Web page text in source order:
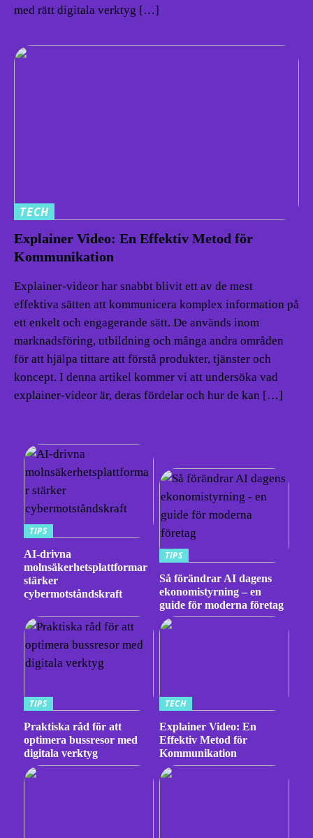
med rätt digitala verktyg […]
TECH
Explainer Video: En Effektiv Metod för
Kommunikation
Explainer-videor har snabbt blivit ett av de mest
effektiva sätten att kommunicera komplex information på
ett enkelt och engagerande sätt. De används inom
marknadsföring, utbildning och många andra områden
för att hjälpa tittare att förstå produkter, tjänster och
koncept. I denna artikel kommer vi att undersöka vad
explainer-videor är, deras fördelar och hur de kan […]
TIPS
AI-drivna
molnsäkerhetsplattformar
stärker
cybermotståndskraft
TIPS
Så förändrar AI dagens
ekonomistyrning – en
guide för moderna företag
TIPS
Praktiska råd för att
optimera bussresor med
digitala verktyg
TECH
Explainer Video: En
Effektiv Metod för
Kommunikation